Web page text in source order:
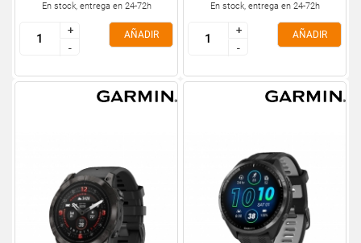
En stock, entrega en 24-72h
+
-
+
-
AÑADIR
En stock, entrega en 24-72h
+
-
+
-
AÑADIR